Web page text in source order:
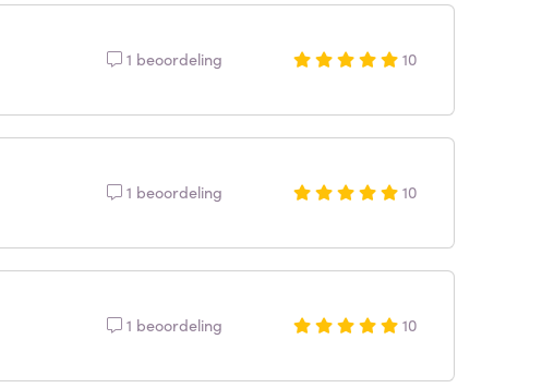
1 beoordeling 10
1 beoordeling 10
1 beoordeling 10